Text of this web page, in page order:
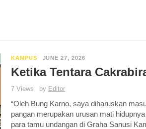
KAMPUS JUNE 27, 2026
Ketika Tentara
7 Views by Editor
“Oleh Bung Karno, saya diharuskan
pangan merupakan urusan mati
para tamu undangan di Graha Sanusi